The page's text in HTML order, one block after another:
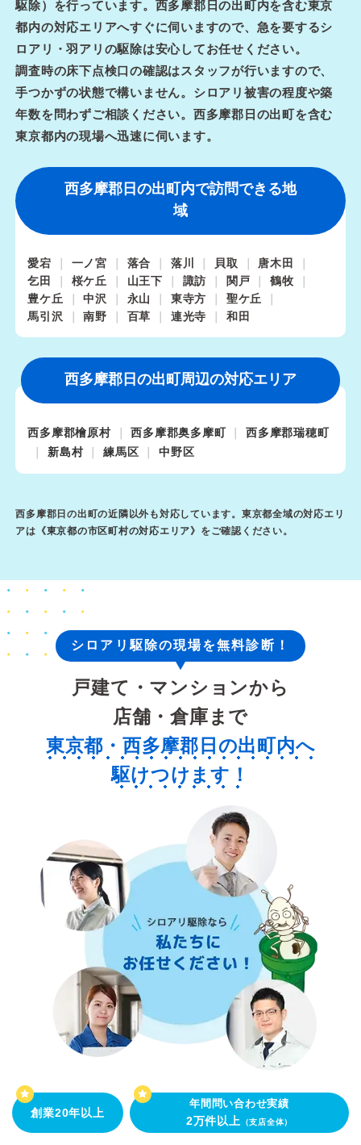
駆除）を行っています。西多摩郡日の出町内を含む東京
都内の対応エリアへすぐに伺いますので、急を要するシ
ロアリ・羽アリの駆除は安心してお任せください。
調査時の床下点検口の確認はスタッフが行いますので、
手つかずの状態で構いません。シロアリ被害の程度や築
年数を問わずご相談ください。西多摩郡日の出町を含む
東京都内の現場へ迅速に伺います。
西多摩郡日の出町内で訪問できる地
域
愛宕 一ノ宮 落合 落川 貝取
唐木田
乞田
桜ケ丘 山王下 諏訪 関戸
鶴牧
豊ケ丘
中沢 永山 東寺方
聖ケ丘
馬引沢
南野 百草 連光寺 和田
西多摩郡日の出町周辺の対応エリア
西多摩郡檜原村 西多摩郡奥多摩町
西多摩郡瑞穂町
新島村
練馬区 中野区
西多摩郡日の出町の近隣以外も対応しています。東京都全域の対応エリ
アは《東京都の市区町村の対応エリア》をご確認ください。
シロアリ駆除の現場を無料診断！
戸建て・マンションから
店舗・倉庫まで
東京都・西多摩郡日の出町内へ
駆けつけます！
創業20年以上
年間問い合わせ実績
2万件以上 （支店全体）